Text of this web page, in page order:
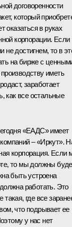
договоренности
который
в руках
корпорации. Если
не достигнем, то в
на бирже с
иметь
заработает
как все остальные
«ЕАДС» имеет
– «Иркут».
корпорация. Если
то мы должны
быть устроена
работать. Это
где все
что подрывает ее
у нас нет